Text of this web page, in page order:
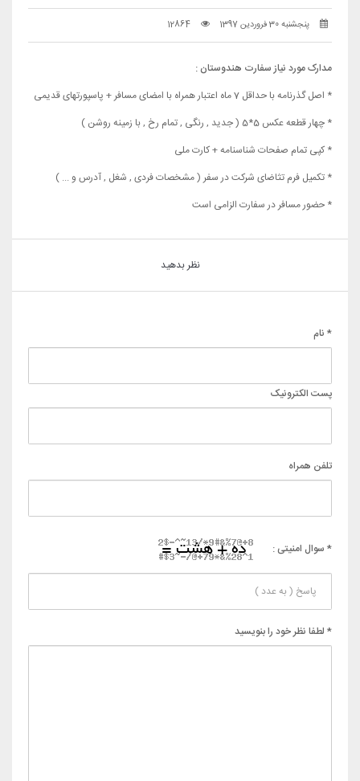
پنجشنبه 30 فروردین 1397 12864
مدارک مورد نیاز سفارت هندوستان :
* اصل گذرنامه با حداقل 7 ماه اعتبار همراه با امضای مسافر + پاسپورتهای قدیمی
* چهار قطعه عکس 5*5 ( جدید , رنگی , تمام رخ , با زمینه روشن )
* کپی تمام صفحات شناسنامه + کارت ملی
* تکمیل فرم تثاضای شرکت در سفر ( مشخصات فردی , شغل , آدرس و ... )
* حضور مسافر در سفارت الزامی است
نظر بدهید
* نام
پست الکترونیک
تلفن همراه
* سوال امنیتی :
* لطفا نظر خود را بنویسید